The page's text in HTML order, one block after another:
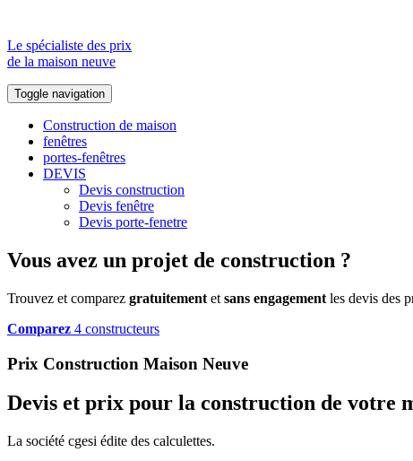
Le spécialiste des prix
de la maison neuve
Toggle navigation
Construction de maison
fenêtres
portes-fenêtres
DEVIS
Devis construction
Devis fenêtre
Devis porte-fenetre
Vous avez un projet de construction ?
Trouvez et comparez gratuitement et sans engagement les devis des
Comparez 4 constructeurs
Prix Construction Maison Neuve
Devis et prix pour la construction de votre
La société cgesi édite des calculettes.